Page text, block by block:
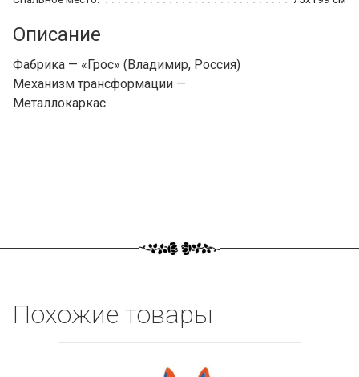
Описание
Фабрика — «Грос» (Владимир, Россия)
Механизм трансформации —
Металлокаркас
Похожие товары